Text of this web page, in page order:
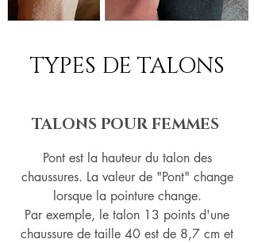
TYPES DE TALONS
TALONS POUR FEMMES
Pont est la hauteur du talon des
chaussures. La valeur de "Pont" change
lorsque la pointure change.
Par exemple, le talon 13 points d'une
chaussure de taille 40 est de 8,7 cm et